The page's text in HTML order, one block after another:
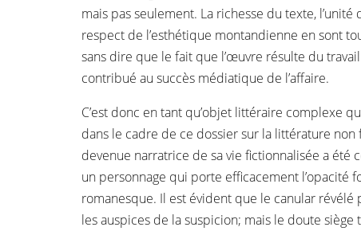
mais pas seulement. La richesse du texte, l’unité
respect de l’esthétique montandienne en sont
sans dire que le fait que l’œuvre résulte du
contribué au succès médiatique de l’affaire.
C’est donc en tant qu’objet littéraire complexe
dans le cadre de ce dossier sur la littérature
devenue narratrice de sa vie fictionnalisée a été
un personnage qui porte efficacement l’opacité
romanesque. Il est évident que le canular révélé
les auspices de la suspicion; mais le doute